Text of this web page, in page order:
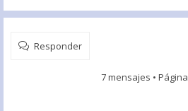
Responder
7 mensajes • Página